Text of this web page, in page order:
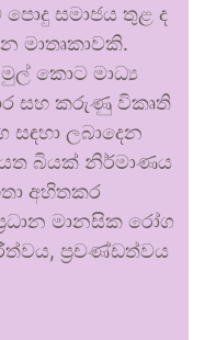
සමාජය තුළ ද
මාතෘකාවකි.
කොට මාධ්‍ය
සහ කරුණු විකෘති
ලබාදෙන
බියක් නිර්මාණය
අහිතකර
මානසික රෝග
ප්‍රචණ්ඩත්වය